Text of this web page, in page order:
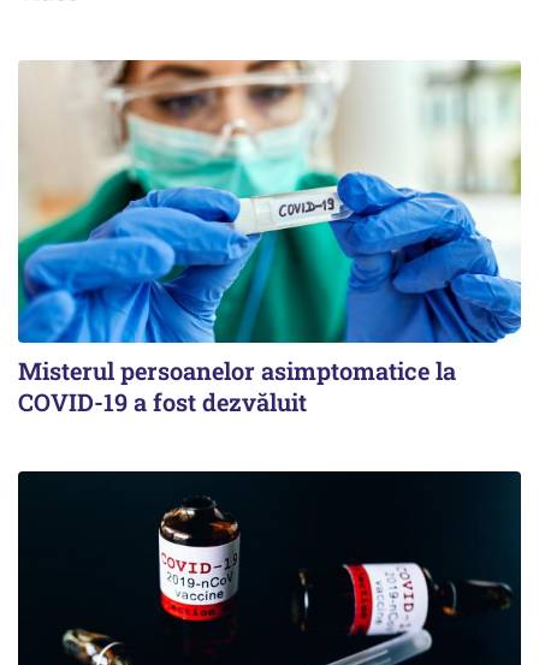
Misterul persoanelor asimptomatice la
COVID-19 a fost dezvăluit